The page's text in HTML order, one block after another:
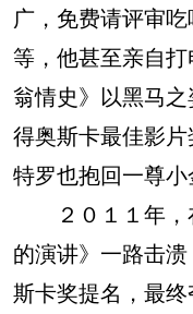
广，免费请评审
等，他甚至亲自
翁情史》以黑马
得奥斯卡最佳影
特罗也抱回一尊小
２０１１年，
的演讲》一路击
斯卡奖提名，最终